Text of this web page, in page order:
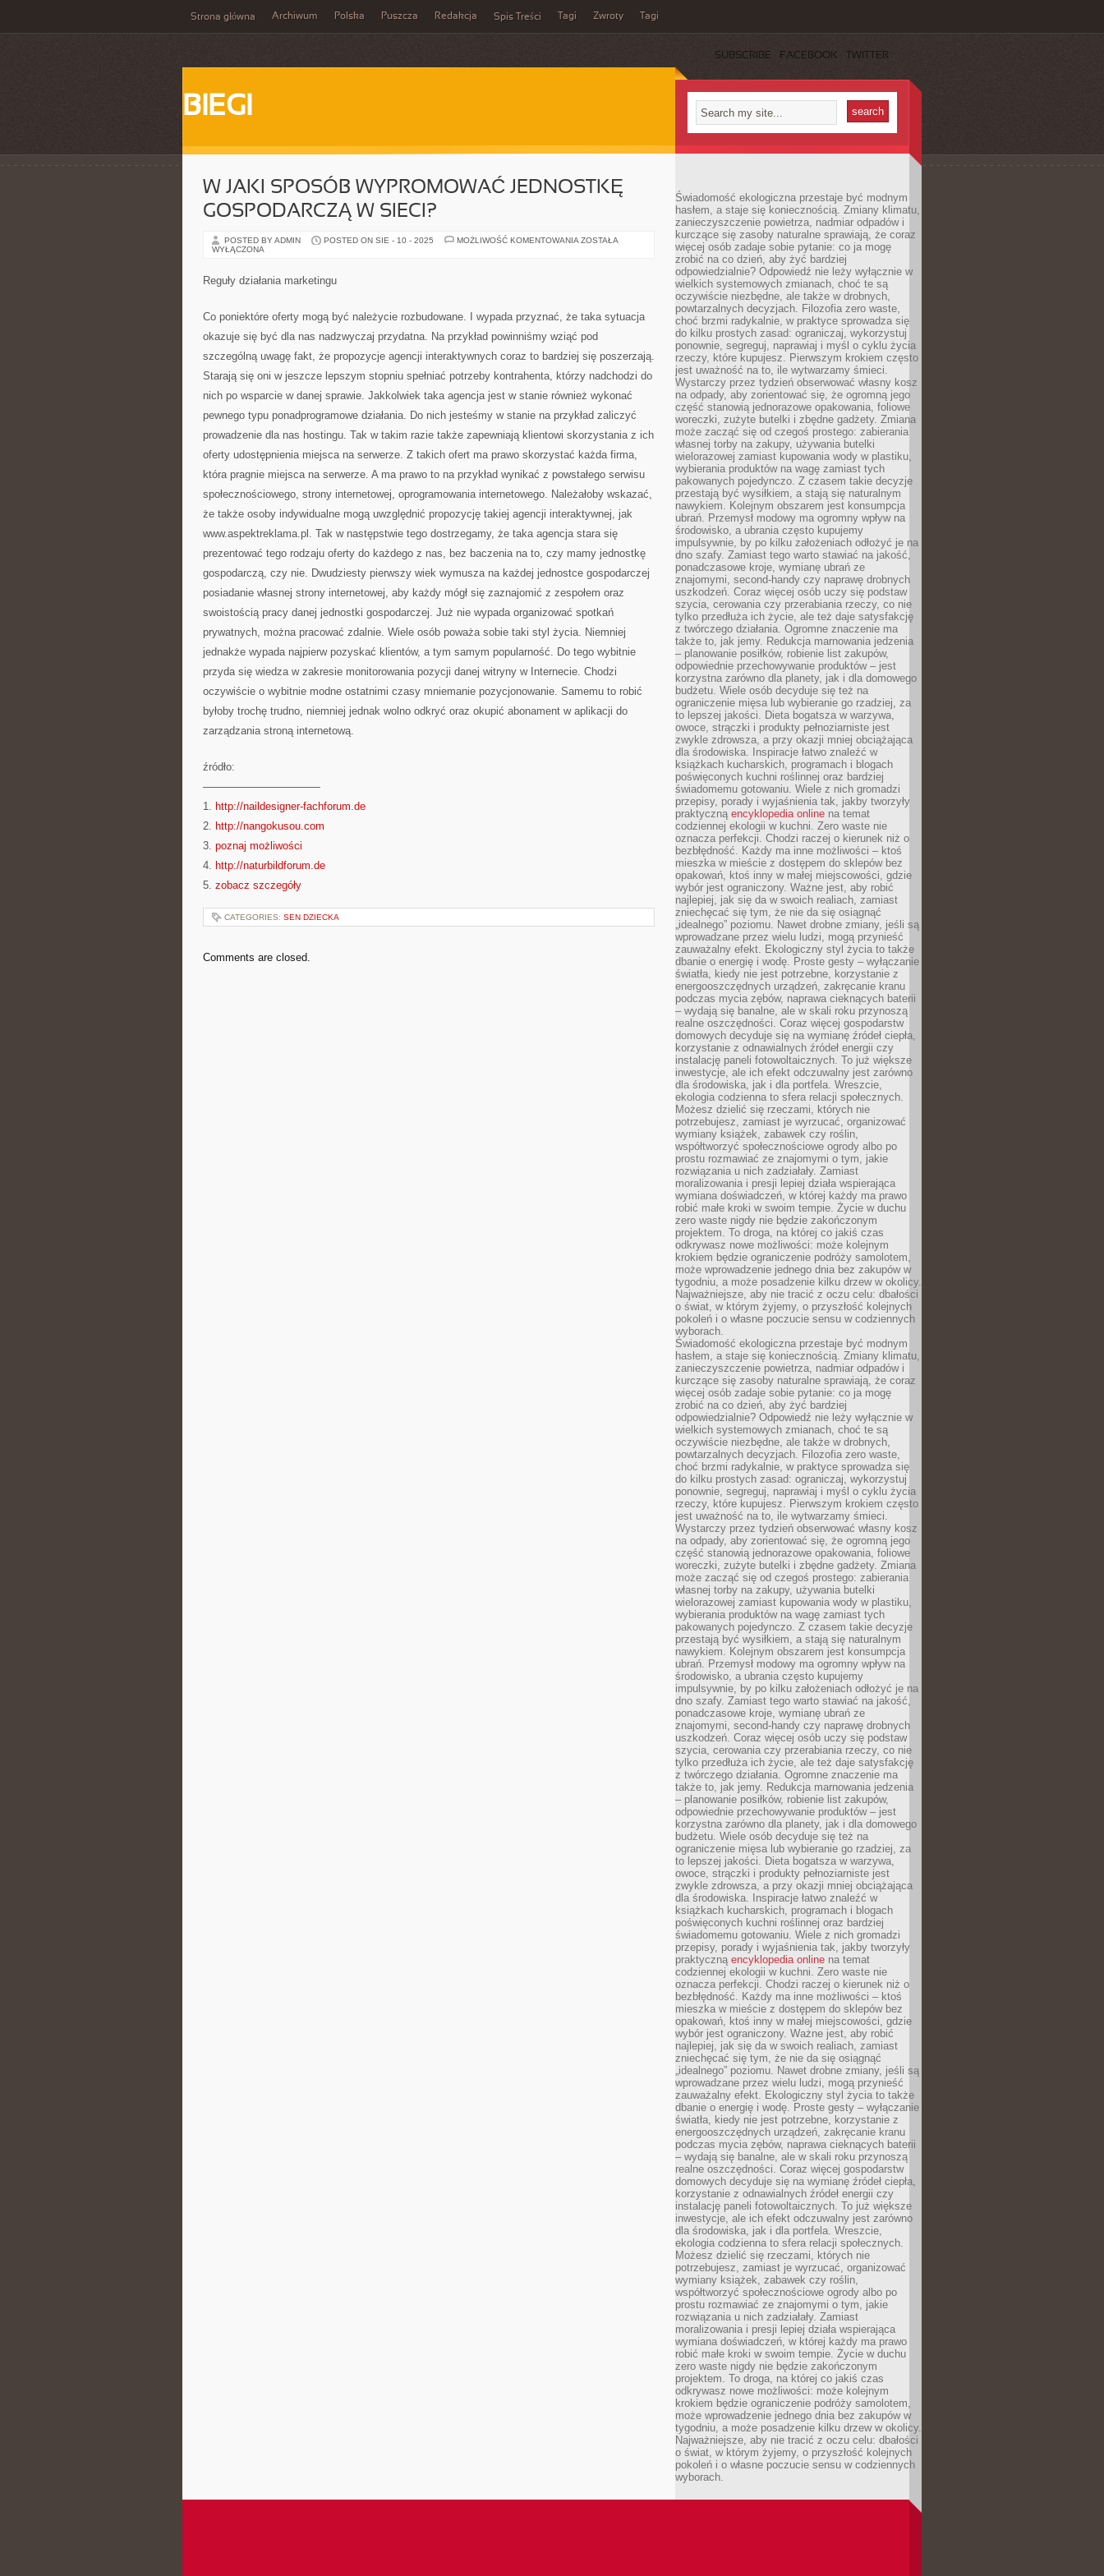
Strona główna Archiwum Polska Puszcza Redakcja Spis Treści Tagi Zwroty Tagi
SUBSCRIBE FACEBOOK TWITTER
BIEGI
W JAKI SPOSÓB WYPROMOWAĆ JEDNOSTKĘ
GOSPODARCZĄ W SIECI?
POSTED BY ADMIN POSTED ON SIE - 10 - 2025 MOŻLIWOŚĆ KOMENTOWANIA W
ZOSTAŁA
WYŁĄCZONA
Reguły działania marketingu
Co poniektóre oferty mogą być należycie rozbudowane. I wypada przyznać, że taka sytuacja
okazuje się być dla nas nadzwyczaj przydatna. Na przykład powinniśmy wziąć pod
szczególną uwagę fakt, że propozycje agencji interaktywnych coraz to bardziej się poszerzają.
Starają się oni w jeszcze lepszym stopniu spełniać potrzeby kontrahenta, którzy nadchodzi do
nich po wsparcie w danej sprawie. Jakkolwiek taka agencja jest w stanie również wykonać
pewnego typu ponadprogramowe działania. Do nich jesteśmy w stanie na przykład zaliczyć
prowadzenie dla nas hostingu. Tak w takim razie także zapewniają klientowi skorzystania z ich
oferty udostępnienia miejsca na serwerze. Z takich ofert ma prawo skorzystać każda firma,
która pragnie miejsca na serwerze. A ma prawo to na przykład wynikać z powstałego serwisu
społecznościowego, strony internetowej, oprogramowania internetowego. Należałoby wskazać,
że także osoby indywidualne mogą uwzględnić propozycję takiej agencji interaktywnej, jak
www.aspektreklama.pl. Tak w następstwie tego dostrzegamy, że taka agencja stara się
prezentować tego rodzaju oferty do każdego z nas, bez baczenia na to, czy mamy jednostkę
gospodarczą, czy nie. Dwudziesty pierwszy wiek wymusza na każdej jednostce gospodarczej
posiadanie własnej strony internetowej, aby każdy mógł się zaznajomić z zespołem oraz
swoistością pracy danej jednostki gospodarczej. Już nie wypada organizować spotkań
prywatnych, można pracować zdalnie. Wiele osób poważa sobie taki styl życia. Niemniej
jednakże wypada najpierw pozyskać klientów, a tym samym popularność. Do tego wybitnie
przyda się wiedza w zakresie monitorowania pozycji danej witryny w Internecie. Chodzi
oczywiście o wybitnie modne ostatnimi czasy mniemanie pozycjonowanie. Samemu to robić
byłoby trochę trudno, niemniej jednak wolno odkryć oraz okupić abonament w aplikacji do
zarządzania stroną internetową.
źródło:
———————————
1. http://naildesigner-fachforum.de
2. http://nangokusou.com
3. poznaj możliwości
4. http://naturbildforum.de
5. zobacz szczegóły
CATEGORIES: SEN DZIECKA
Comments are closed.
Świadomość ekologiczna przestaje być modnym
hasłem, a staje się koniecznością. Zmiany klimatu,
zanieczyszczenie powietrza, nadmiar odpadów i
kurczące się zasoby naturalne sprawiają, że coraz
więcej osób zadaje sobie pytanie: co ja mogę
zrobić na co dzień, aby żyć bardziej
odpowiedzialnie? Odpowiedź nie leży wyłącznie w
wielkich systemowych zmianach, choć te są
oczywiście niezbędne, ale także w drobnych,
powtarzalnych decyzjach. Filozofia zero waste,
choć brzmi radykalnie, w praktyce sprowadza się
do kilku prostych zasad: ograniczaj, wykorzystuj
ponownie, segreguj, naprawiaj i myśl o cyklu życia
rzeczy, które kupujesz. Pierwszym krokiem często
jest uważność na to, ile wytwarzamy śmieci.
Wystarczy przez tydzień obserwować własny kosz
na odpady, aby zorientować się, że ogromną jego
część stanowią jednorazowe opakowania, foliowe
woreczki, zużyte butelki i zbędne gadżety. Zmiana
może zacząć się od czegoś prostego: zabierania
własnej torby na zakupy, używania butelki
wielorazowej zamiast kupowania wody w plastiku,
wybierania produktów na wagę zamiast tych
pakowanych pojedynczo. Z czasem takie decyzje
przestają być wysiłkiem, a stają się naturalnym
nawykiem. Kolejnym obszarem jest konsumpcja
ubrań. Przemysł modowy ma ogromny wpływ na
środowisko, a ubrania często kupujemy
impulsywnie, by po kilku założeniach odłożyć je na
dno szafy. Zamiast tego warto stawiać na jakość,
ponadczasowe kroje, wymianę ubrań ze
znajomymi, second-handy czy naprawę drobnych
uszkodzeń. Coraz więcej osób uczy się podstaw
szycia, cerowania czy przerabiania rzeczy, co nie
tylko przedłuża ich życie, ale też daje satysfakcję
z twórczego działania. Ogromne znaczenie ma
także to, jak jemy. Redukcja marnowania jedzenia
– planowanie posiłków, robienie list zakupów,
odpowiednie przechowywanie produktów – jest
korzystna zarówno dla planety, jak i dla domowego
budżetu. Wiele osób decyduje się też na
ograniczenie mięsa lub wybieranie go rzadziej, za
to lepszej jakości. Dieta bogatsza w warzywa,
owoce, strączki i produkty pełnoziarniste jest
zwykle zdrowsza, a przy okazji mniej obciążająca
dla środowiska. Inspiracje łatwo znaleźć w
książkach kucharskich, programach i blogach
poświęconych kuchni roślinnej oraz bardziej
świadomemu gotowaniu. Wiele z nich gromadzi
przepisy, porady i wyjaśnienia tak, jakby tworzyły
praktyczną encyklopedia online na temat
codziennej ekologii w kuchni. Zero waste nie
oznacza perfekcji. Chodzi raczej o kierunek niż o
bezbłędność. Każdy ma inne możliwości – ktoś
mieszka w mieście z dostępem do sklepów bez
opakowań, ktoś inny w małej miejscowości, gdzie
wybór jest ograniczony. Ważne jest, aby robić
najlepiej, jak się da w swoich realiach, zamiast
zniechęcać się tym, że nie da się osiągnąć
„idealnego” poziomu. Nawet drobne zmiany, jeśli są
wprowadzane przez wielu ludzi, mogą przynieść
zauważalny efekt. Ekologiczny styl życia to także
dbanie o energię i wodę. Proste gesty – wyłączanie
światła, kiedy nie jest potrzebne, korzystanie z
energooszczędnych urządzeń, zakręcanie kranu
podczas mycia zębów, naprawa cieknących baterii
– wydają się banalne, ale w skali roku przynoszą
realne oszczędności. Coraz więcej gospodarstw
domowych decyduje się na wymianę źródeł ciepła,
korzystanie z odnawialnych źródeł energii czy
instalację paneli fotowoltaicznych. To już większe
inwestycje, ale ich efekt odczuwalny jest zarówno
dla środowiska, jak i dla portfela. Wreszcie,
ekologia codzienna to sfera relacji społecznych.
Możesz dzielić się rzeczami, których nie
potrzebujesz, zamiast je wyrzucać, organizować
wymiany książek, zabawek czy roślin,
współtworzyć społecznościowe ogrody albo po
prostu rozmawiać ze znajomymi o tym, jakie
rozwiązania u nich zadziałały. Zamiast
moralizowania i presji lepiej działa wspierająca
wymiana doświadczeń, w której każdy ma prawo
robić małe kroki w swoim tempie. Życie w duchu
zero waste nigdy nie będzie zakończonym
projektem. To droga, na której co jakiś czas
odkrywasz nowe możliwości: może kolejnym
krokiem będzie ograniczenie podróży samolotem,
może wprowadzenie jednego dnia bez zakupów w
tygodniu, a może posadzenie kilku drzew w okolicy.
Najważniejsze, aby nie tracić z oczu celu: dbałości
o świat, w którym żyjemy, o przyszłość kolejnych
pokoleń i o własne poczucie sensu w codziennych
wyborach.
Świadomość ekologiczna przestaje być modnym
hasłem, a staje się koniecznością. Zmiany klimatu,
zanieczyszczenie powietrza, nadmiar odpadów i
kurczące się zasoby naturalne sprawiają, że coraz
więcej osób zadaje sobie pytanie: co ja mogę
zrobić na co dzień, aby żyć bardziej
odpowiedzialnie? Odpowiedź nie leży wyłącznie w
wielkich systemowych zmianach, choć te są
oczywiście niezbędne, ale także w drobnych,
powtarzalnych decyzjach. Filozofia zero waste,
choć brzmi radykalnie, w praktyce sprowadza się
do kilku prostych zasad: ograniczaj, wykorzystuj
ponownie, segreguj, naprawiaj i myśl o cyklu życia
rzeczy, które kupujesz. Pierwszym krokiem często
jest uważność na to, ile wytwarzamy śmieci.
Wystarczy przez tydzień obserwować własny kosz
na odpady, aby zorientować się, że ogromną jego
część stanowią jednorazowe opakowania, foliowe
woreczki, zużyte butelki i zbędne gadżety. Zmiana
może zacząć się od czegoś prostego: zabierania
własnej torby na zakupy, używania butelki
wielorazowej zamiast kupowania wody w plastiku,
wybierania produktów na wagę zamiast tych
pakowanych pojedynczo. Z czasem takie decyzje
przestają być wysiłkiem, a stają się naturalnym
nawykiem. Kolejnym obszarem jest konsumpcja
ubrań. Przemysł modowy ma ogromny wpływ na
środowisko, a ubrania często kupujemy
impulsywnie, by po kilku założeniach odłożyć je na
dno szafy. Zamiast tego warto stawiać na jakość,
ponadczasowe kroje, wymianę ubrań ze
znajomymi, second-handy czy naprawę drobnych
uszkodzeń. Coraz więcej osób uczy się podstaw
szycia, cerowania czy przerabiania rzeczy, co nie
tylko przedłuża ich życie, ale też daje satysfakcję
z twórczego działania. Ogromne znaczenie ma
także to, jak jemy. Redukcja marnowania jedzenia
– planowanie posiłków, robienie list zakupów,
odpowiednie przechowywanie produktów – jest
korzystna zarówno dla planety, jak i dla domowego
budżetu. Wiele osób decyduje się też na
ograniczenie mięsa lub wybieranie go rzadziej, za
to lepszej jakości. Dieta bogatsza w warzywa,
owoce, strączki i produkty pełnoziarniste jest
zwykle zdrowsza, a przy okazji mniej obciążająca
dla środowiska. Inspiracje łatwo znaleźć w
książkach kucharskich, programach i blogach
poświęconych kuchni roślinnej oraz bardziej
świadomemu gotowaniu. Wiele z nich gromadzi
przepisy, porady i wyjaśnienia tak, jakby tworzyły
praktyczną encyklopedia online na temat
codziennej ekologii w kuchni. Zero waste nie
oznacza perfekcji. Chodzi raczej o kierunek niż o
bezbłędność. Każdy ma inne możliwości – ktoś
mieszka w mieście z dostępem do sklepów bez
opakowań, ktoś inny w małej miejscowości, gdzie
wybór jest ograniczony. Ważne jest, aby robić
najlepiej, jak się da w swoich realiach, zamiast
zniechęcać się tym, że nie da się osiągnąć
„idealnego” poziomu. Nawet drobne zmiany, jeśli są
wprowadzane przez wielu ludzi, mogą przynieść
zauważalny efekt. Ekologiczny styl życia to także
dbanie o energię i wodę. Proste gesty – wyłączanie
światła, kiedy nie jest potrzebne, korzystanie z
energooszczędnych urządzeń, zakręcanie kranu
podczas mycia zębów, naprawa cieknących baterii
– wydają się banalne, ale w skali roku przynoszą
realne oszczędności. Coraz więcej gospodarstw
domowych decyduje się na wymianę źródeł ciepła,
korzystanie z odnawialnych źródeł energii czy
instalację paneli fotowoltaicznych. To już większe
inwestycje, ale ich efekt odczuwalny jest zarówno
dla środowiska, jak i dla portfela. Wreszcie,
ekologia codzienna to sfera relacji społecznych.
Możesz dzielić się rzeczami, których nie
potrzebujesz, zamiast je wyrzucać, organizować
wymiany książek, zabawek czy roślin,
współtworzyć społecznościowe ogrody albo po
prostu rozmawiać ze znajomymi o tym, jakie
rozwiązania u nich zadziałały. Zamiast
moralizowania i presji lepiej działa wspierająca
wymiana doświadczeń, w której każdy ma prawo
robić małe kroki w swoim tempie. Życie w duchu
zero waste nigdy nie będzie zakończonym
projektem. To droga, na której co jakiś czas
odkrywasz nowe możliwości: może kolejnym
krokiem będzie ograniczenie podróży samolotem,
może wprowadzenie jednego dnia bez zakupów w
tygodniu, a może posadzenie kilku drzew w okolicy.
Najważniejsze, aby nie tracić z oczu celu: dbałości
o świat, w którym żyjemy, o przyszłość kolejnych
pokoleń i o własne poczucie sensu w codziennych
wyborach.